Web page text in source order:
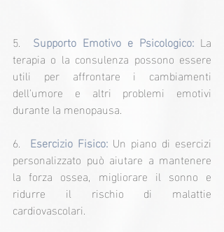
5. Supporto Emotivo e Psicologico: La
terapia o la consulenza possono essere
utili per affrontare i cambiamenti
dell'umore e altri problemi emotivi
durante la menopausa.
6. Esercizio Fisico: Un piano di esercizi
personalizzato può aiutare a mantenere
la forza ossea, migliorare il sonno e
ridurre il rischio di malattie
cardiovascolari.